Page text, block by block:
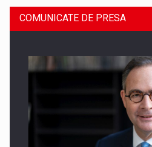
ROOTED IN ROMANIA, BUILT TO
COMUNICATE DE PRESA